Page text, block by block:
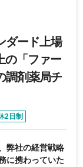
ダード上場
の「ファー
調剤薬局チ
2日制
弊社の経営戦略
に携わっていた